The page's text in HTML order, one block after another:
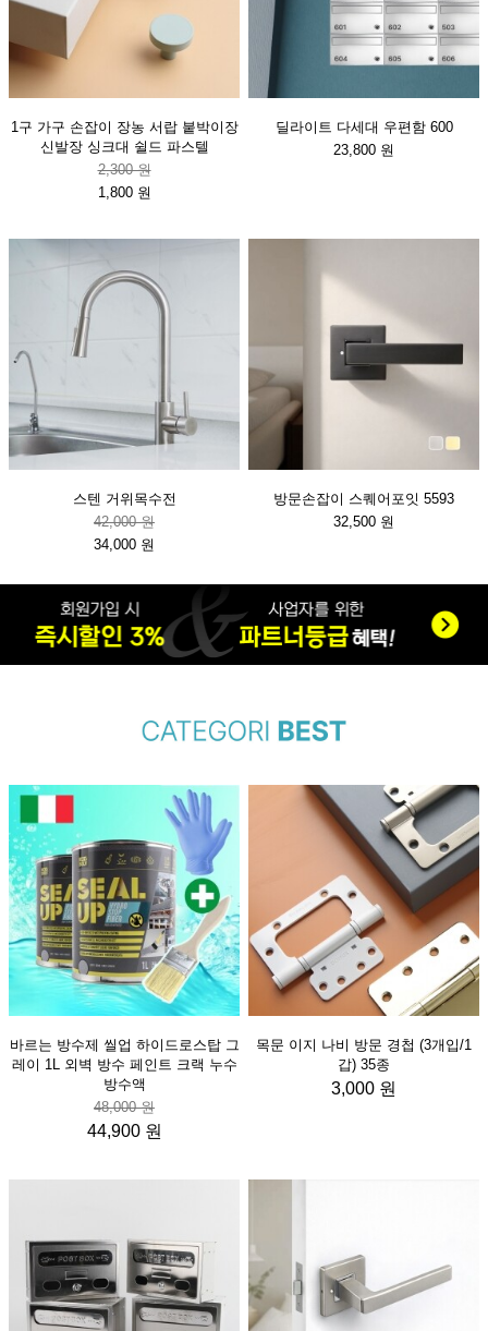
1구 가구 손잡이 장농 서랍 붙박이장
신발장 싱크대 쉴드 파스텔
2,300 원
1,800 원
딜라이트 다세대 우편함 600
23,800 원
스텐 거위목수전
42,000 원
34,000 원
방문손잡이 스퀘어포잇 5593
32,500 원
바르는 방수제 씰업 하이드로스탑 그
레이 1L 외벽 방수 페인트 크랙 누수
방수액
48,000 원
44,900 원
목문 이지 나비 방문 경첩 (3개입/1
갑) 35종
3,000 원